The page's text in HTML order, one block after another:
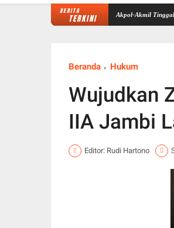
BERITA
TERKINI
Rakyat Selesai, Taruna Akpol-Akmil Tinggalkan Jambi
Beranda Hukum
Wujudkan
IIA Jambi
Editor: Rudi Hartono